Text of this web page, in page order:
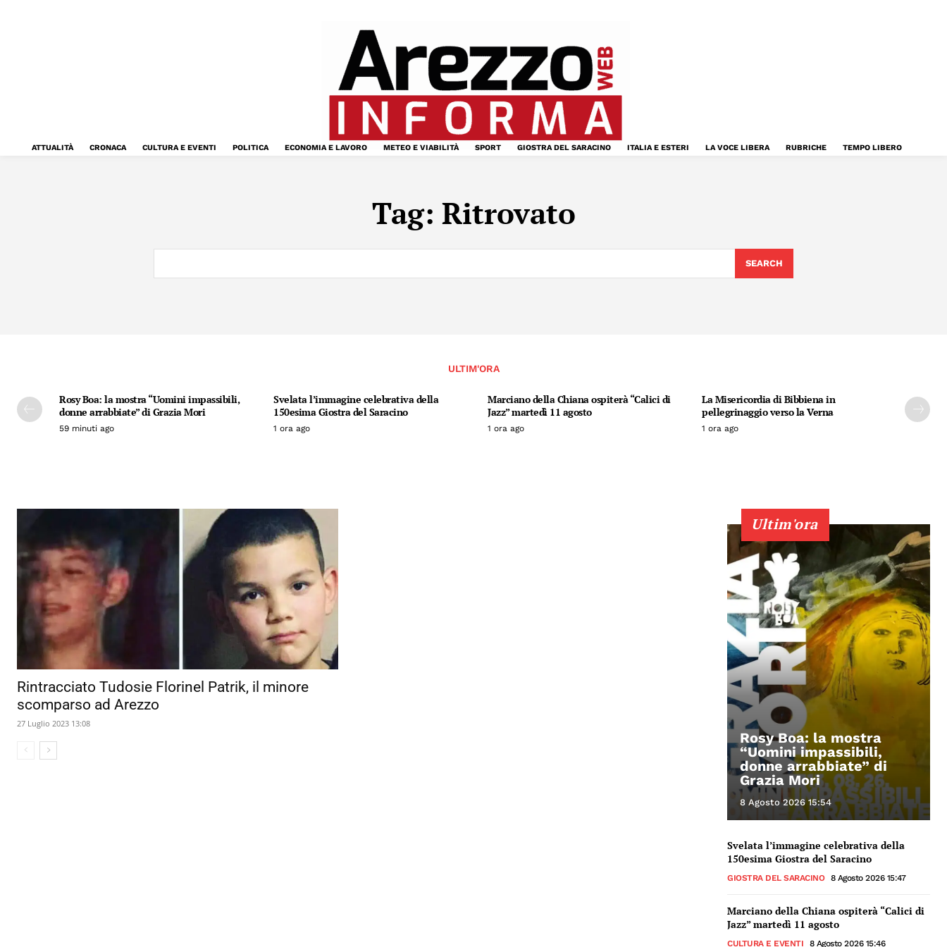
ATTUALITÀ CRONACA CULTURA E EVENTI POLITICA ECONOMIA E LAVORO METEO E VIABILITÀ SPORT GIOSTRA DEL SARACINO ITALIA E ESTERI LA VOCE LIBERA RUBRICHE TEMPO LIBERO
Tag: Ritrovato
SEARCH
ULTIM'ORA
Rosy Boa: la mostra “Uomini impassibili,
donne arrabbiate” di Grazia Mori
59 minuti ago
Svelata l’immagine celebrativa della
150esima Giostra del Saracino
1 ora ago
Marciano della Chiana ospiterà “Calici di
Jazz” martedì 11 agosto
1 ora ago
La Misericordia di Bibbiena in
pellegrinaggio verso la Verna
1 ora ago
Rintracciato Tudosie Florinel Patrik, il minore
scomparso ad Arezzo
27 Luglio 2023 13:08
Ultim'ora
Rosy Boa: la mostra
“Uomini impassibili,
donne arrabbiate” di
Grazia Mori
8 Agosto 2026 15:54
Svelata l’immagine celebrativa della
150esima Giostra del Saracino
GIOSTRA DEL SARACINO 8 Agosto 2026 15:47
Marciano della Chiana ospiterà “Calici di
Jazz” martedì 11 agosto
CULTURA E EVENTI 8 Agosto 2026 15:46